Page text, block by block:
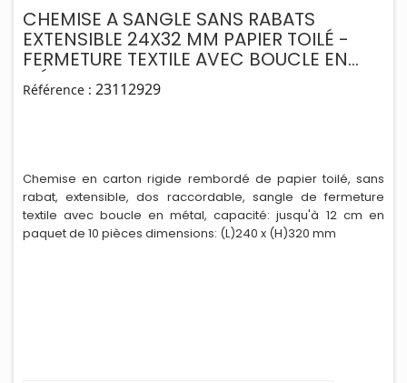
CHEMISE A SANGLE SANS RABATS
EXTENSIBLE 24X32 MM PAPIER TOILÉ -
FERMETURE TEXTILE AVEC BOUCLE EN
MÉTAL.
Référence : 23112929
Chemise en carton rigide rembordé de papier toilé, sans
rabat, extensible, dos raccordable, sangle de fermeture
textile avec boucle en métal, capacité: jusqu'à 12 cm en
paquet de 10 pièces dimensions: (L)240 x (H)320 mm